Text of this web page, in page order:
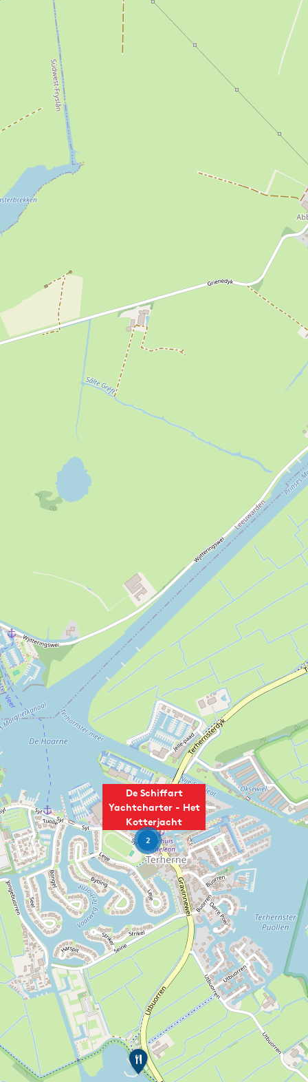
De Schiffart
Yachtcharter - Het
Kotterjacht
2
P
a
v